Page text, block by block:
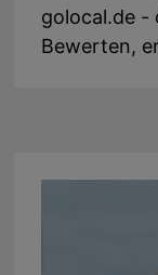
golocal.de -
Bewerten,